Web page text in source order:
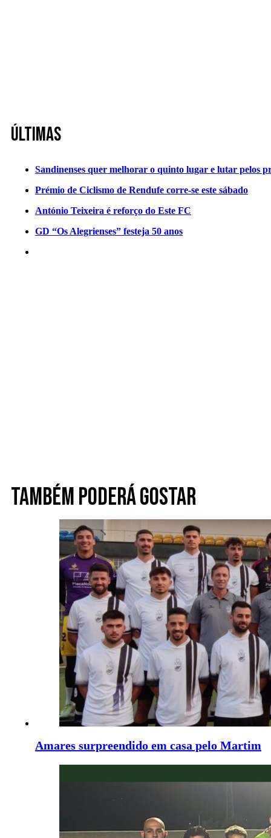
Últimas
Sandinenses quer melhorar o quinto lugar e lutar pelos
Prémio de Ciclismo de Rendufe corre-se este sábado
António Teixeira é reforço do Este FC
GD “Os Alegrienses” festeja 50 anos
Também poderá gostar
Amares surpreendido em casa pelo Martim